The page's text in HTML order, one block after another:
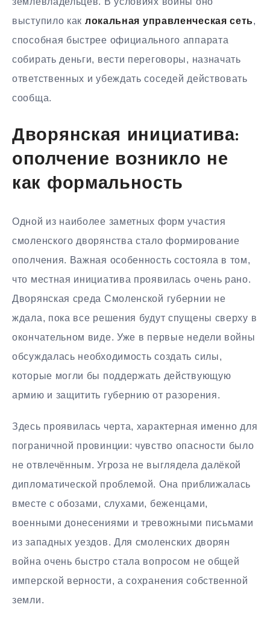
выступило как локальная управленческая сеть,
способная быстрее официального аппарата
собирать деньги, вести переговоры, назначать
ответственных и убеждать соседей действовать
сообща.
Дворянская инициатива:
ополчение возникло не
как формальность
Одной из наиболее заметных форм участия
смоленского дворянства стало формирование
ополчения. Важная особенность состояла в том,
что местная инициатива проявилась очень рано.
Дворянская среда Смоленской губернии не
ждала, пока все решения будут спущены сверху в
окончательном виде. Уже в первые недели войны
обсуждалась необходимость создать силы,
которые могли бы поддержать действующую
армию и защитить губернию от разорения.
Здесь проявилась черта, характерная именно для
пограничной провинции: чувство опасности было
не отвлечённым. Угроза не выглядела далёкой
дипломатической проблемой. Она приближалась
вместе с обозами, слухами, беженцами,
военными донесениями и тревожными письмами
из западных уездов. Для смоленских дворян
война очень быстро стала вопросом не общей
имперской верности, а сохранения собственной
земли.